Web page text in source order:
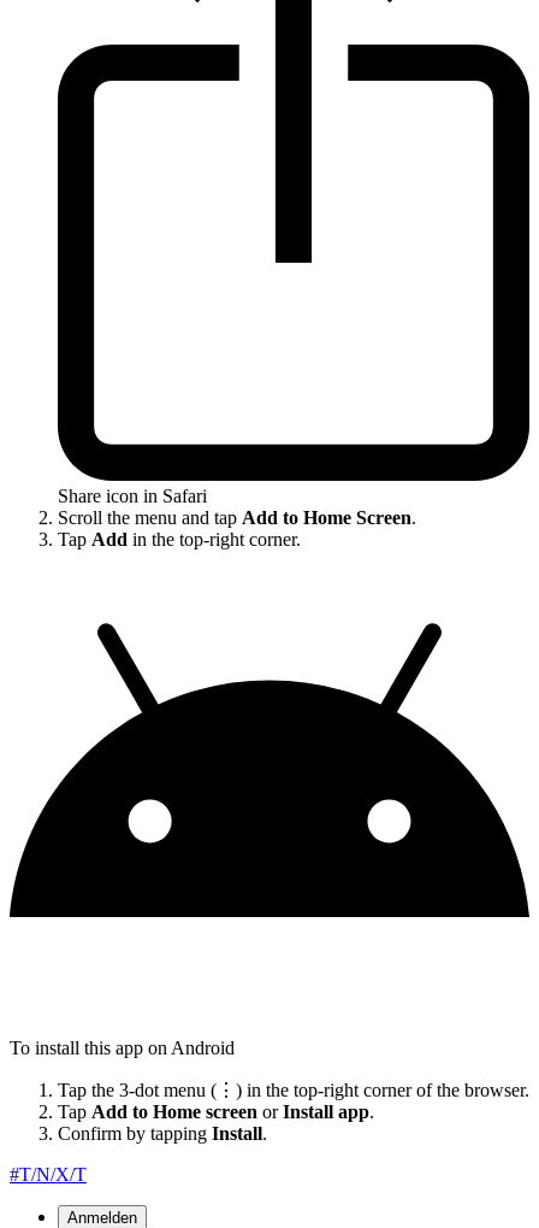
Share icon in Safari
Scroll the menu and tap Add to Home Screen.
Tap Add in the top-right corner.
To install this app on Android
Tap the 3-dot menu (⋮) in the top-right corner of the browser.
Tap Add to Home screen orInstall app.
Confirm by tapping Install.
#T/N/X/T
Anmelden